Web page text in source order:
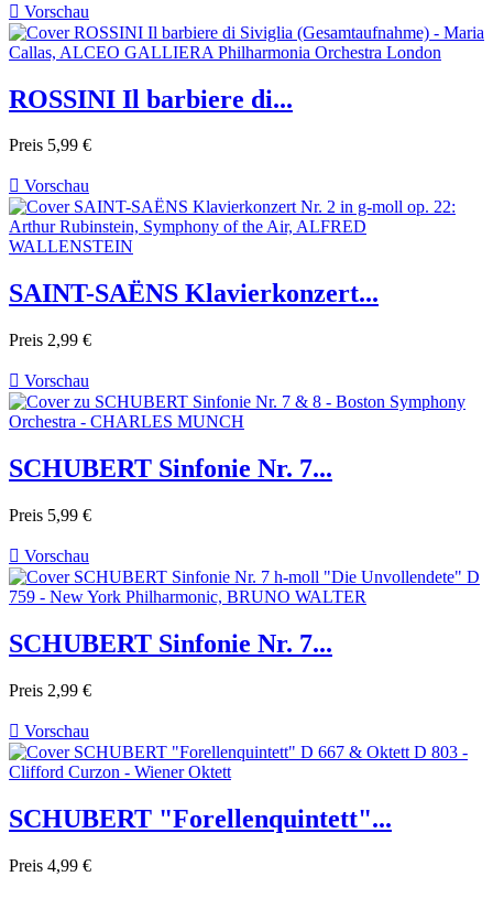
 Vorschau
ROSSINI Il barbiere di...
Preis 5,99 €
 Vorschau
SAINT-SAËNS Klavierkonzert...
Preis 2,99 €
 Vorschau
SCHUBERT Sinfonie Nr. 7...
Preis 5,99 €
 Vorschau
SCHUBERT Sinfonie Nr. 7...
Preis 2,99 €
 Vorschau
SCHUBERT "Forellenquintett"...
Preis 4,99 €